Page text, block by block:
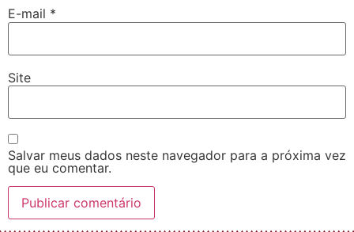
E-mail *
Site
Salvar meus dados neste navegador para a próxima vez
que eu comentar.